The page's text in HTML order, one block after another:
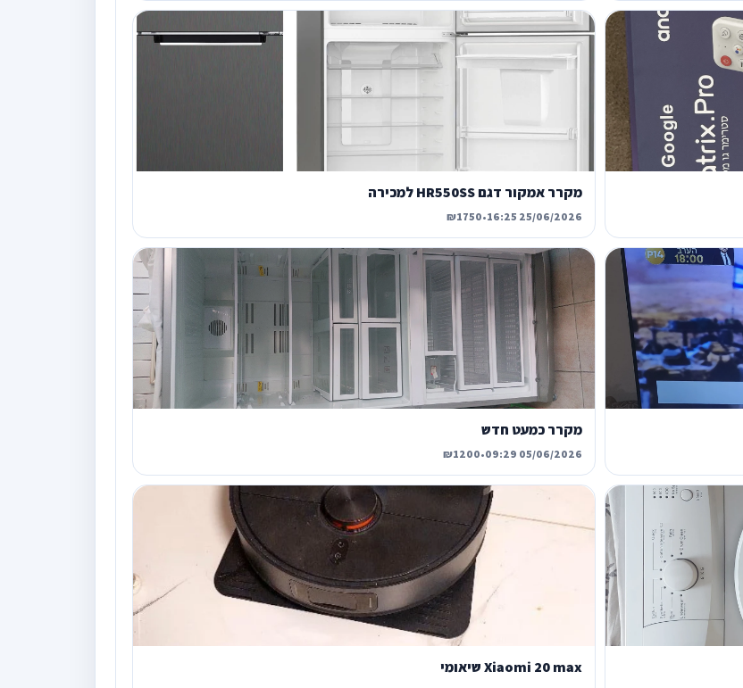
מקרר אמקור דגם HR550SS למכירה
25/06/2026 16:25
•
₪1750
מקרר כמעט חדש
05/06/2026 09:29
•
₪1200
Xiaomi 20 max שיאומי